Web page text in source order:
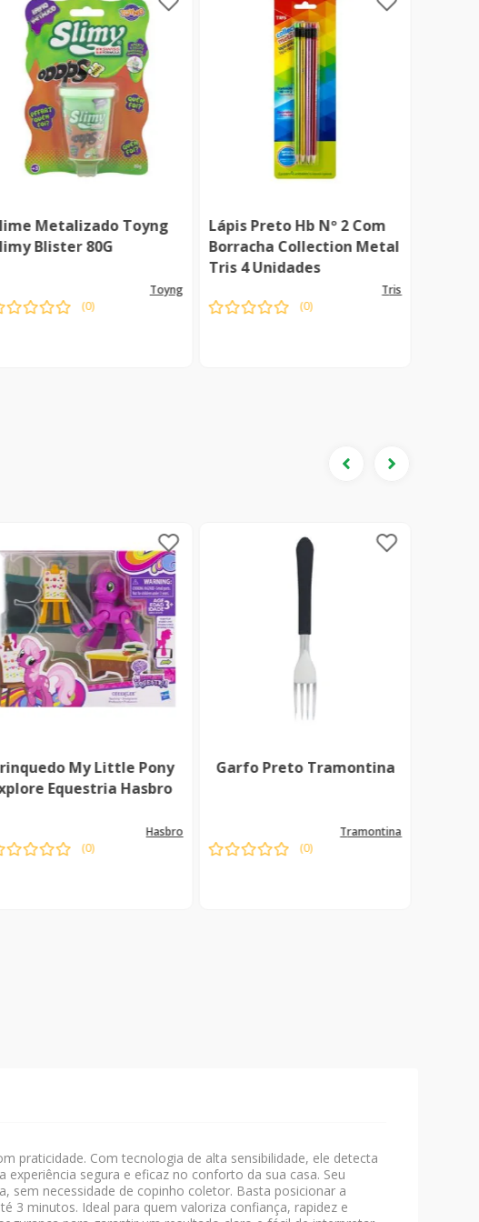
Metalizado Toyng
Blister 80G
toyng
(0)
Lápis Preto Hb Nº 2 Com
Borracha Collection Metal
Tris 4 Unidades
tris
(0)
My Little Pony
Equestria Hasbro
hasbro
(0)
Garfo Preto Tramontina
tramontina
(0)
praticidade. Com tecnologia de alta sensibilidade, ele detecta
segura e eficaz no conforto da sua casa. Seu
necessidade de copinho coletor. Basta posicionar a
3 minutos. Ideal para quem valoriza confiança, rapidez e